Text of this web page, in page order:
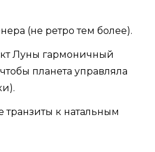
(не ретро тем более).
Луны гармоничный
планета управляла
к натальным